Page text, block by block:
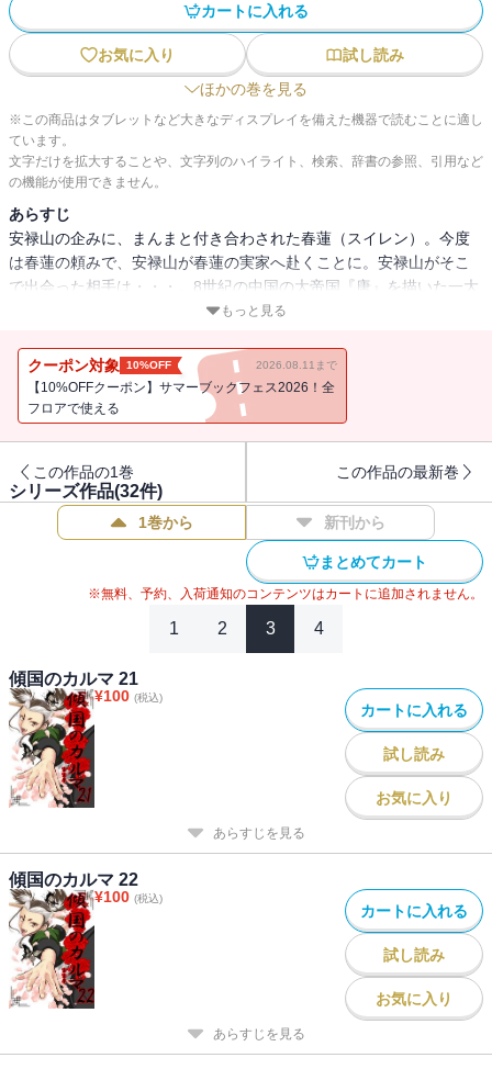
カートに入れる
お気に入り
試し読み
ほかの巻を見る
※この商品はタブレットなど大きなディスプレイを備えた機器で読むことに適し
ています。
文字だけを拡大することや、文字列のハイライト、検索、辞書の参照、引用など
の機能が使用できません。
あらすじ
安禄山の企みに、まんまと付き合わされた春蓮（スイレン）。今度
は春蓮の頼みで、安禄山が春蓮の実家へ赴くことに。安禄山がそこ
で出会った相手は・・・。8世紀の中国の大帝国『唐』を描いた一大
もっと見る
クーポン対象 10%OFF 2026.08.11まで
【10%OFFクーポン】サマーブックフェス2026！全
フロアで使える
この作品の1巻 この作品の最新巻
シリーズ作品(32件)
1巻から 新刊から
まとめてカート
※無料、予約、入荷通知のコンテンツはカートに追加されません。
1 2 3 4
傾国のカルマ 21
¥100 (税込)
カートに入れる
試し読み
お気に入り
あらすじを見る
傾国のカルマ 22
¥100 (税込)
カートに入れる
試し読み
お気に入り
あらすじを見る